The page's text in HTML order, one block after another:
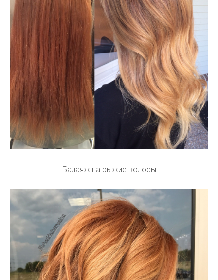
Балаяж на рыжие волосы